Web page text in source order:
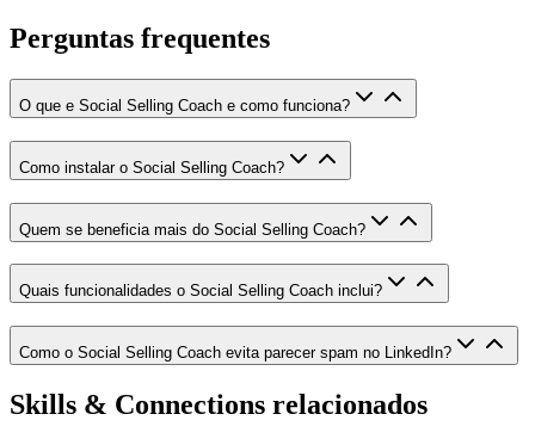
Perguntas frequentes
O que e Social Selling Coach e como funciona?
Como instalar o Social Selling Coach?
Quem se beneficia mais do Social Selling Coach?
Quais funcionalidades o Social Selling Coach inclui?
Como o Social Selling Coach evita parecer spam no LinkedIn?
Skills & Connections relacionados